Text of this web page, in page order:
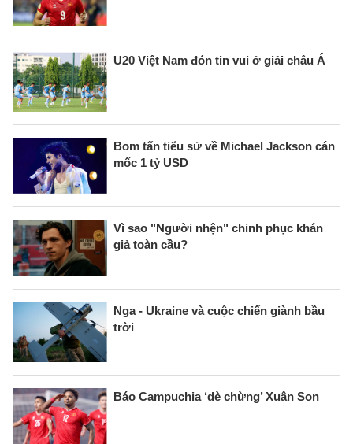
U20 Việt Nam đón tin vui ở giải châu Á
Bom tấn tiểu sử về Michael Jackson cán
mốc 1 tỷ USD
Vì sao "Người nhện" chinh phục khán
giả toàn cầu?
Nga - Ukraine và cuộc chiến giành bầu
trời
Báo Campuchia ‘dè chừng’ Xuân Son